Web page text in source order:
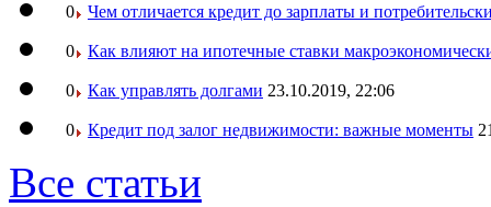
0 Чем отличается кредит до зарплаты и
0 Как влияют на ипотечные ставки
0 Как управлять долгами 23.10.2019, 22:06
0 Кредит под залог недвижимости: важные моменты
Все статьи